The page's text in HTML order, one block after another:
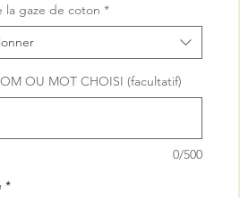
cadeau très original, qui sera
fort apprécié !
sans substances nocives
la gaze de coton *
OU MOT CHOISI (facultatif)
0/500
*